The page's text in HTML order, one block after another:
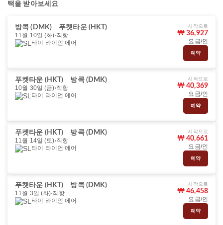
택을 받아보세요
방콕 (DMK)
푸켓타운 (HKT)
11월 10일 (화) 직항
타이 라이언 에어
시작으로
₩ 36,927
요금/인
예약
푸켓타운 (HKT)
방콕 (DMK)
10월 30일 (금) 직항
타이 라이언 에어
시작으로
₩ 40,369
요금/인
예약
푸켓타운 (HKT)
방콕 (DMK)
11월 14일 (토) 직항
타이 라이언 에어
시작으로
₩ 40,661
요금/인
예약
푸켓타운 (HKT)
방콕 (DMK)
11월 3일 (화) 직항
타이 라이언 에어
시작으로
₩ 46,458
요금/인
예약